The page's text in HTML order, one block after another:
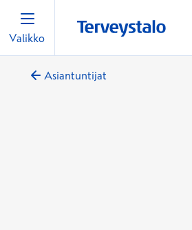
Valikko
Asiantuntijat